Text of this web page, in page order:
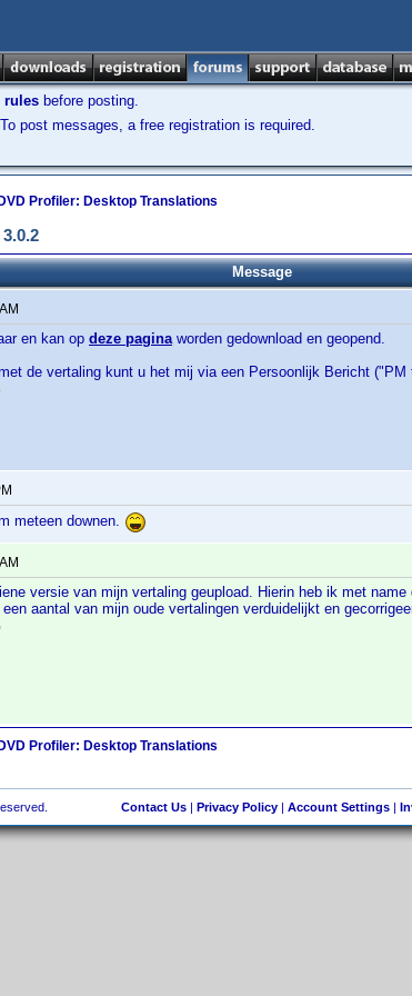
rules before posting.
post messages, a free registration is required.
Profiler: Desktop Translations
Message
en kan op deze paginaworden gedownload en geopend.
de vertaling kunt u het mij via een Persoonlijk Bericht
meteen downen.
versie van mijn vertaling geupload. Hierin heb ik met
aantal van mijn oude vertalingen verduidelijkt en
Profiler: Desktop Translations
Contact Us| Privacy Policy| Account Settings|